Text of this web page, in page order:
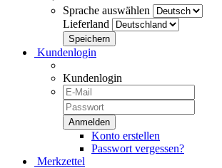
Sprache auswählen
Lieferland
Kundenlogin
Kundenlogin
Konto erstellen
Passwort vergessen?
Merkzettel